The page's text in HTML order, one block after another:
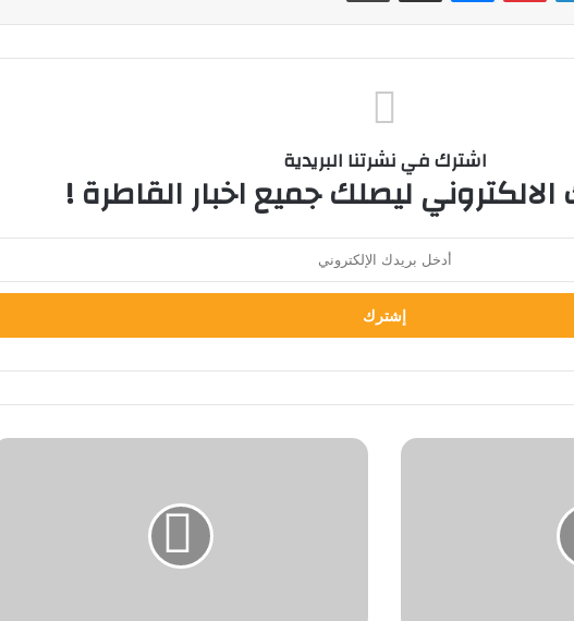
اشترك في نشرتنا البريدية
الالكتروني ليصلك جميع اخبار القاطرة !
الاثنين